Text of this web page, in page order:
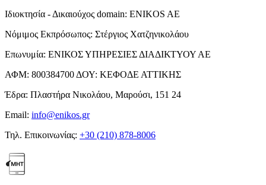
Ιδιοκτησία - Δικαιούχος domain: ENIKOS AE
Νόμιμος Εκπρόσωπος: Στέργιος Χατζηνικολάου
Επωνυμία: ΕΝΙΚΟΣ ΥΠΗΡΕΣΙΕΣ ΔΙΑΔΙΚΤΥΟΥ ΑΕ
ΑΦΜ: 800384700 ΔΟΥ: ΚΕΦΟΔΕ ΑΤΤΙΚΗΣ
Έδρα: Πλαστήρα Νικολάου, Μαρούσι, 151 24
Email: info@enikos.gr
Τηλ. Επικοινωνίας: +30 (210) 878-8006